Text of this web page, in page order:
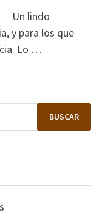
Un lindo
y para los que
Lo …